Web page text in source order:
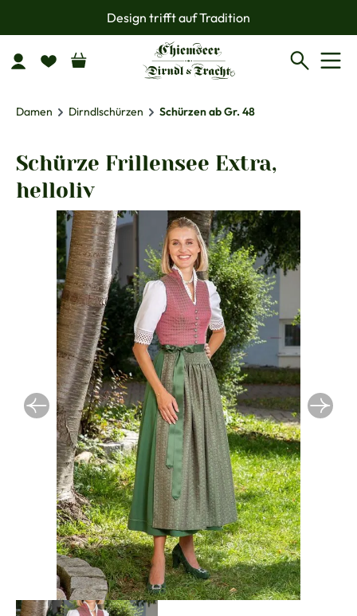
Zum Hauptinhalt springenDesign trifft auf Tradition
Damen Dirndlschürzen Schürzen ab Gr. 48
Schürze Frillensee Extra,
helloliv
Bildergalerie überspringen